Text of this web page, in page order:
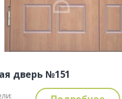
дверь №151